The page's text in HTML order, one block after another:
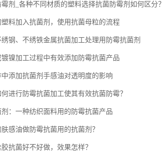
剂_各种不同材质的塑料选择抗菌防霉剂如何区分？
塑料加入抗菌剂，使用抗菌母粒的流程‌
钢、不绣铁金属抗菌加工处理用防霉抗菌剂
镍加工过程中有效添加防霉抗菌产品
添加抗菌剂手感油对透明度的影响
进行防霉抗菌加工使其有效抗菌防霉？
：一种纺织面料用的防霉抗菌产品
感油做防霉抗菌用的抗菌剂？
抗菌好不好做，效果怎样？